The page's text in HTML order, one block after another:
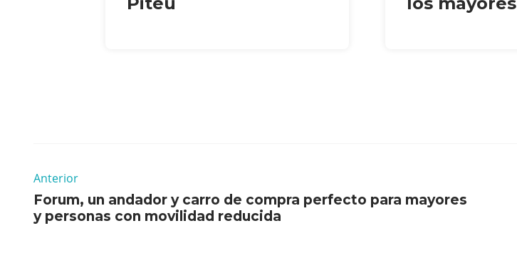
Anterior
Forum, un andador y carro de compra perfecto para mayores
y personas con movilidad reducida